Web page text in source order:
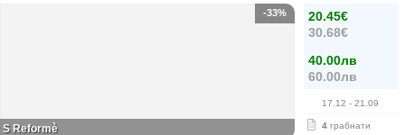
20.45€
30.68€
40.00лв
60.00лв
17.12 - 21.09
4 грабнати
-33%
S Reformè